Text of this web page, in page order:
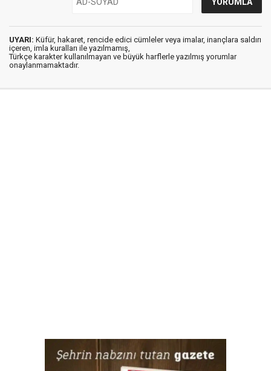
UYARI: Küfür, hakaret, rencide edici cümleler veya imalar, inançlara saldırı
içeren, imla kuralları ile yazılmamış,
Türkçe karakter kullanılmayan ve büyük harflerle yazılmış yorumlar
onaylanmamaktadır.